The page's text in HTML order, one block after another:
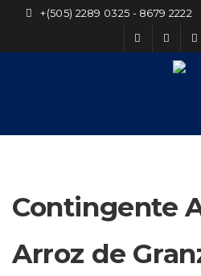
+(505) 2289 0325 - 8679 2222
Contingente
Arroz de